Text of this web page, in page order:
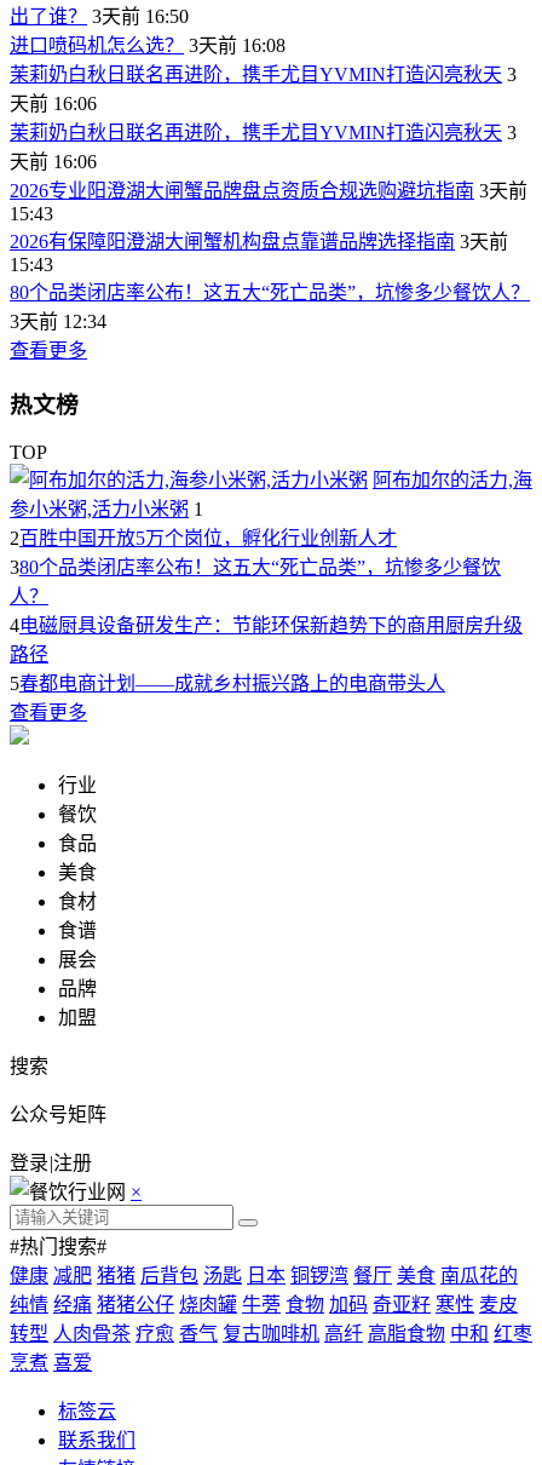
出了谁？
3天前 16:50
进口喷码机怎么选？
3天前 16:08
茉莉奶白秋日联名再进阶，携手尤目YVMIN打造闪亮秋天 3
天前 16:06
茉莉奶白秋日联名再进阶，携手尤目YVMIN打造闪亮秋天 3
天前 16:06
2026专业阳澄湖大闸蟹品牌盘点资质合规选购避坑指南 3天前
15:43
2026有保障阳澄湖大闸蟹机构盘点靠谱品牌选择指南 3天前
15:43
80个品类闭店率公布！这五大“死亡品类”，坑惨多少餐饮人？
3天前 12:34
查看更多
热文榜
TOP
阿布加尔的活力,海
参小米粥,活力小米粥 1
2百胜中国开放5万个岗位，孵化行业创新人才
380个品类闭店率公布！这五大“死亡品类”，坑惨多少餐饮
人？
4电磁厨具设备研发生产：节能环保新趋势下的商用厨房升级
路径
5春都电商计划——成就乡村振兴路上的电商带头人
查看更多
行业
餐饮
食品
美食
食材
食谱
展会
品牌
加盟
搜索
公众号矩阵
登录|注册
×
#热门搜索#
健康 减肥 猪猪 后背包 汤匙 日本 铜锣湾 餐厅 美食 南瓜花的
纯情 经痛 猪猪公仔 烧肉罐 牛蒡 食物 加码 奇亚籽 寒性 麦皮
转型 人肉骨茶 疗愈 香气 复古咖啡机 高纤 高脂食物 中和 红枣
烹煮 喜爱
标签云
联系我们